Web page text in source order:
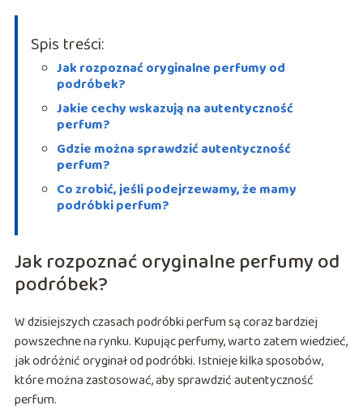
Spis treści:
Jak rozpoznać oryginalne perfumy od
podróbek?
Jakie cechy wskazują na autentyczność
perfum?
Gdzie można sprawdzić autentyczność
perfum?
Co zrobić, jeśli podejrzewamy, że mamy
podróbki perfum?
Jak rozpoznać oryginalne perfumy od
podróbek?
W dzisiejszych czasach podróbki perfum są coraz bardziej
powszechne na rynku. Kupując perfumy, warto zatem wiedzieć,
jak odróżnić oryginał od podróbki. Istnieje kilka sposobów,
które można zastosować, aby sprawdzić autentyczność
perfum.